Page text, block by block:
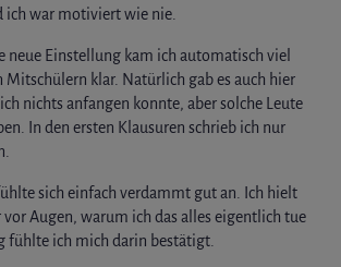
ich war motiviert wie nie.
neue Einstellung kam ich automatisch viel
Mitschülern klar. Natürlich gab es auch hier
nichts anfangen konnte, aber solche Leute
In den ersten Klausuren schrieb ich nur
sich einfach verdammt gut an. Ich hielt
Augen, warum ich das alles eigentlich tue
fühlte ich mich darin bestätigt.